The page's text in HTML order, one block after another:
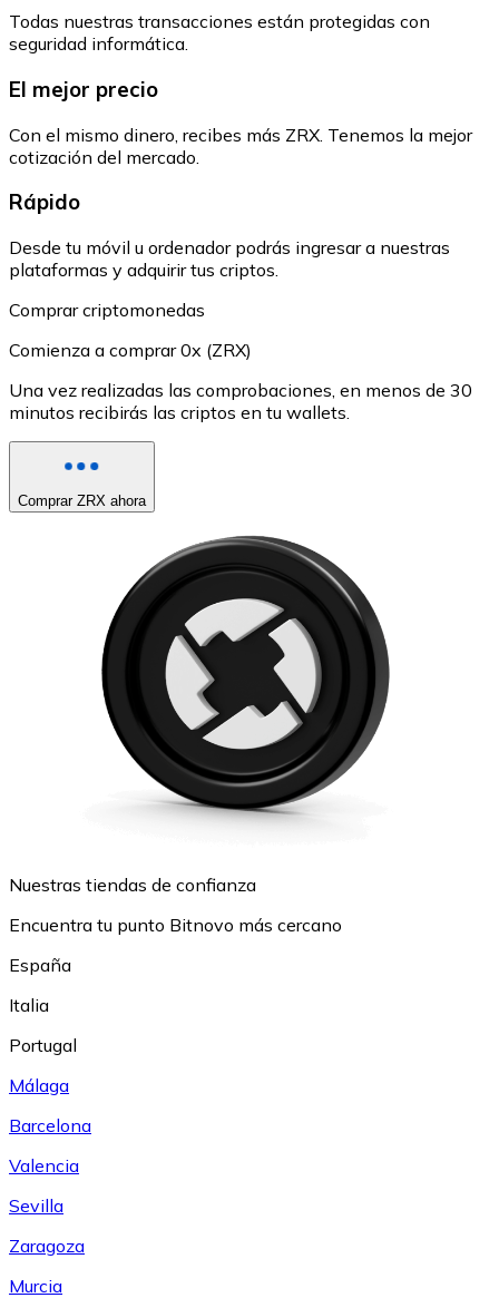
Todas nuestras transacciones están protegidas con
seguridad informática.
El mejor precio
Con el mismo dinero, recibes más ZRX. Tenemos la mejor
cotización del mercado.
Rápido
Desde tu móvil u ordenador podrás ingresar a nuestras
plataformas y adquirir tus criptos.
Comprar criptomonedas
Comienza a comprar 0x (ZRX)
Una vez realizadas las comprobaciones, en menos de 30
minutos recibirás las criptos en tu wallets.
Comprar ZRX ahora
Nuestras tiendas de confianza
Encuentra tu punto Bitnovo más cercano
España
Italia
Portugal
Málaga
Barcelona
Valencia
Sevilla
Zaragoza
Murcia